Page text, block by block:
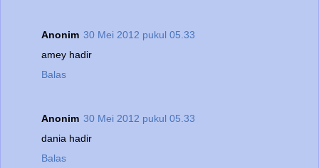
Anonim 30 Mei 2012 pukul 05.33
amey hadir
Balas
Anonim 30 Mei 2012 pukul 05.33
dania hadir
Balas